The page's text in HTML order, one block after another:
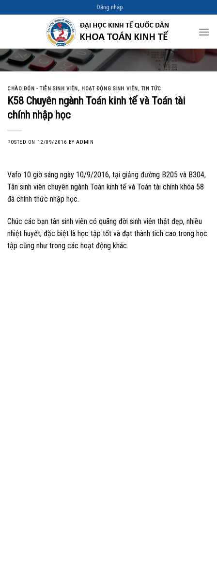
to
Đăng nhập
CHÀO ĐÓN - TIỄN SINH VIÊN, HOẠT ĐỘNG SINH VIÊN, TIN TỨC
K58 Chuyên ngành Toán kinh tế và Toán tài
chính nhập học
POSTED ON 12/09/2016 BYADMIN
Vafo 10 giờ sáng ngày 10/9/2016, tại giảng đường B205 và B304,
Tân sinh viên chuyên ngành Toán kinh tế và Toán tài chính khóa 58
đã chính thức nhập học.
Chúc các bạn tân sinh viên có quãng đời sinh viên thật đẹp, nhiều
nhiệt huyết, đặc biệt là học tập tốt và đạt thành tích cao trong học
tập cũng như trong các hoạt động khác.